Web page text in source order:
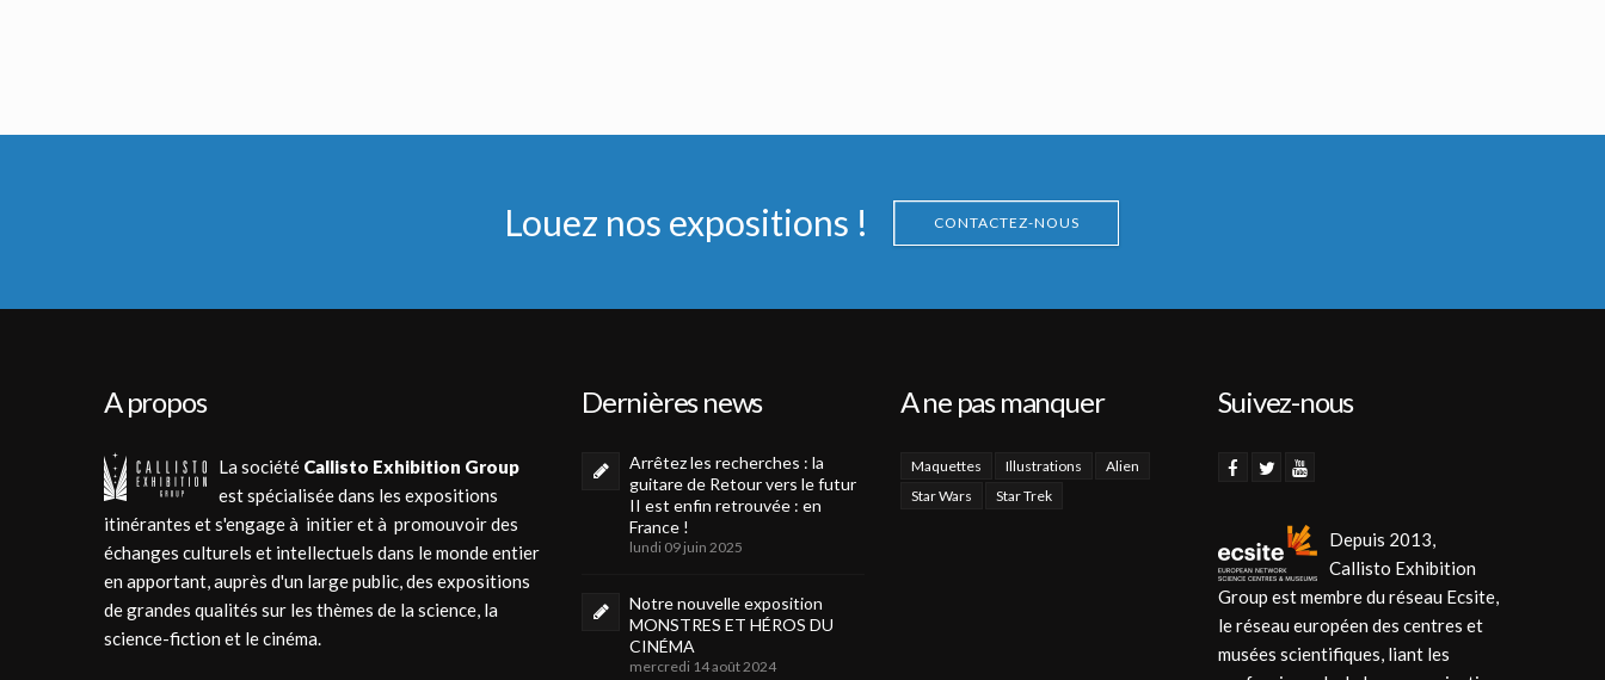
Louez nos expositions ! CONTACTEZ-NOUS
A propos
La société Callisto Exhibition Group
est spécialisée dans les expositions
itinérantes et s'engage à initier et à promouvoir des
échanges culturels et intellectuels dans le monde entier
en apportant, auprès d'un large public, des expositions
de grandes qualités sur les thèmes de la science, la
science-fiction et le cinéma.
Dernières news
Arrêtez les recherches : la
guitare de Retour vers le futur
II est enfin retrouvée : en
France !
lundi 09 juin 2025
Notre nouvelle exposition
MONSTRES ET HÉROS DU
CINÉMA
mercredi 14 août 2024
A ne pas manquer
Maquettes Illustrations
Alien
Star Wars
Star Trek
Suivez-nous
Depuis 2013,
Callisto Exhibition
Group est membre du réseau Ecsite,
le réseau européen des centres et
musées scientifiques, liant les